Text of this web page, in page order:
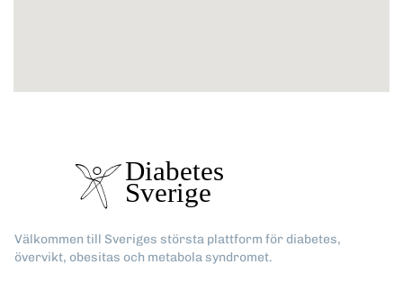
Välkommen till Sveriges största plattform för diabetes,
övervikt, obesitas och metabola syndromet.